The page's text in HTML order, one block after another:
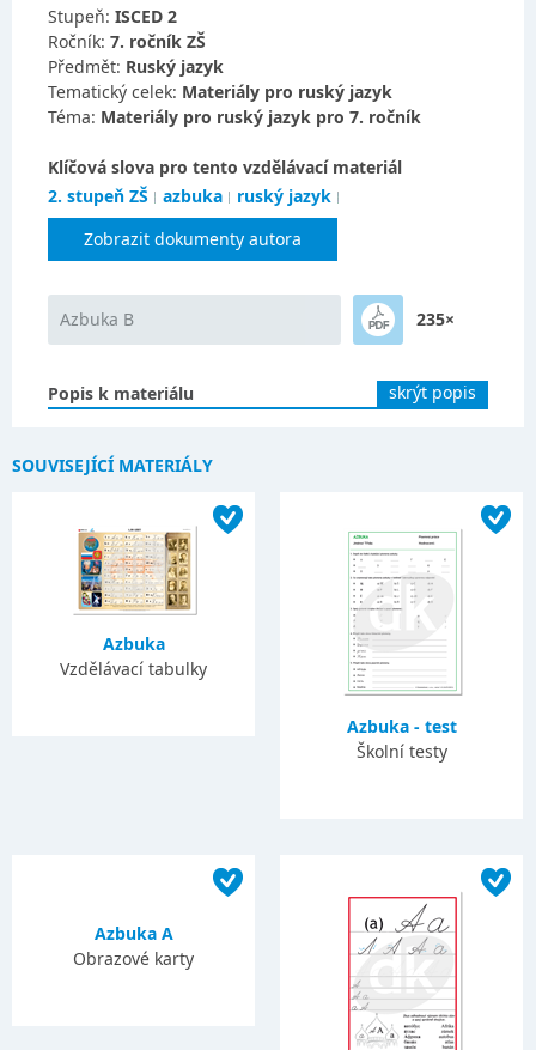
Stupeň: ISCED 2
Ročník: 7. ročník ZŠ
Předmět: Ruský jazyk
Tematický celek: Materiály pro ruský jazyk
Téma: Materiály pro ruský jazyk pro 7. ročník
Klíčová slova pro tento vzdělávací materiál
2. stupeň ZŠ
azbuka
ruský jazyk
Zobrazit dokumenty autora
Azbuka B 235×
Popis k materiálu skrýt popis
SOUVISEJÍCÍ MATERIÁLY
Azbuka
Vzdělávací tabulky
Azbuka - test
Školní testy
Azbuka A
Obrazové karty